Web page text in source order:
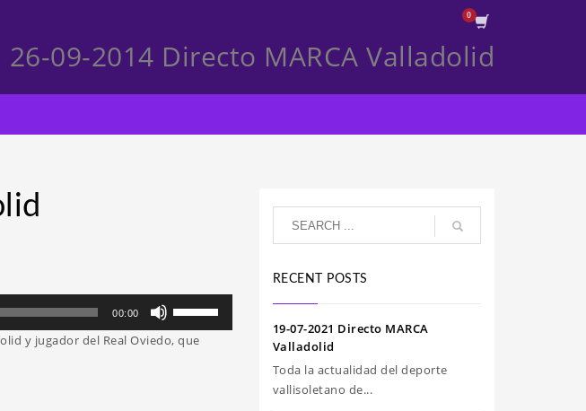
26-09-2014 Directo MARCA Valladolid
00:00
teclas
y jugador del Real Oviedo, que
RECENT POSTS
19-07-2021 Directo MARCA
Valladolid
Toda la actualidad del deporte
vallisoletano de...